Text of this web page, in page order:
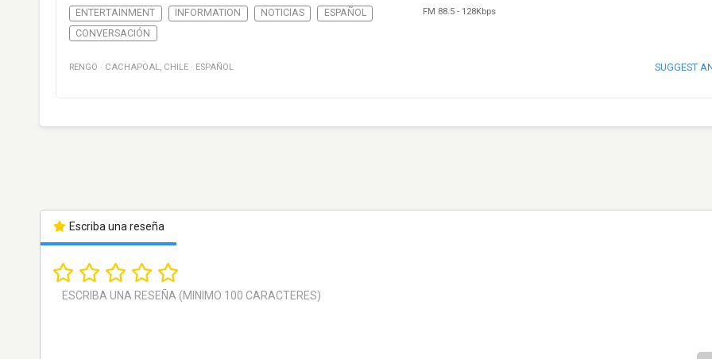
ENTERTAINMENT INFORMATION NOTICIAS
ESPAÑOL
CONVERSACIÓN
FM 88.5 - 128Kbps
RENGO · CACHAPOAL, CHILE · ESPAÑOL SUGGEST
Escriba una reseña